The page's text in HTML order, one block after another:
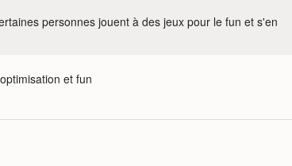
personnes jouent à des jeux pour le fun et s'en
et fun